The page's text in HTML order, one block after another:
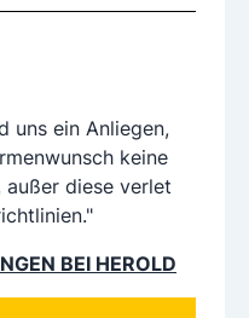
uns ein Anliegen,
keine
außer diese verlet
BEI HEROLD